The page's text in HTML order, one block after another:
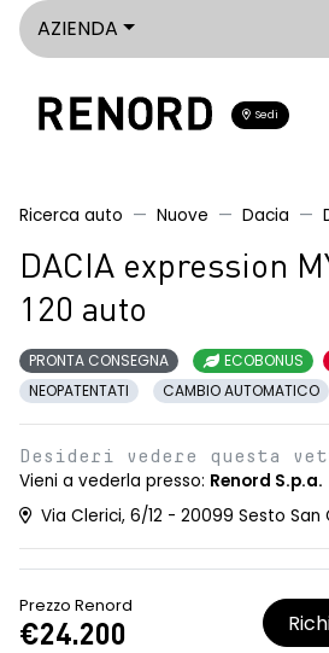
AZIENDA
Sedi
Ricerca auto Nuove Dacia
DACIA expression
120 auto
PRONTA CONSEGNA ECOBONUS
NEOPATENTATI
CAMBIO AUTOMATICO
Desideri vedere questa
Vieni a vederla presso: Renord S.p.a.
Via Clerici, 6/12 - 20099 Sesto San
Prezzo Renord
€24.200